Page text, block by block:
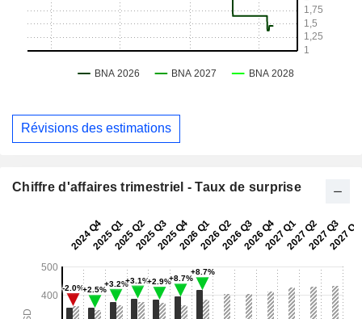
Révisions des estimations
Chiffre d'affaires trimestriel - Taux de surprise